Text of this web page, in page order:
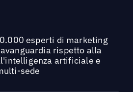
esperti di marketing
rispetto alla
artificiale e
sede